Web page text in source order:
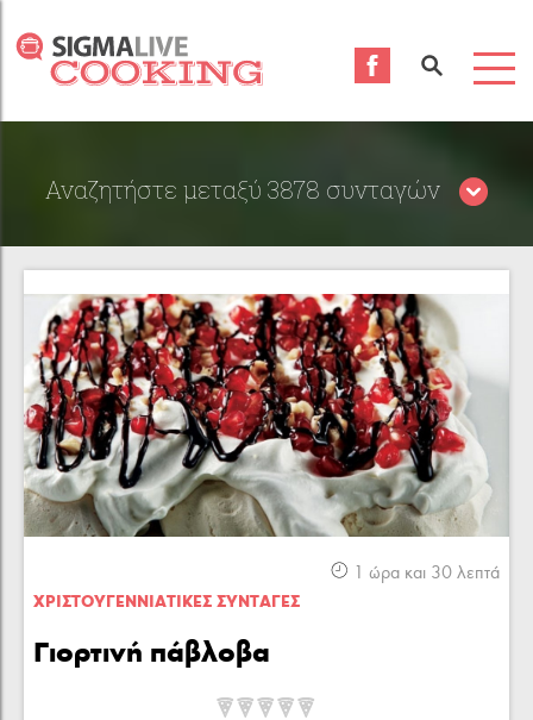
Αναζητήστε μεταξύ 3878 συνταγών
Περιορίστε τα αποτελέσματα αναζήτησης επιλέγοντας
κατηγορίες:
1 ώρα και 30 λεπτά
ΧΡΙΣΤΟΥΓΕΝΝΙAΤΙΚΕΣ ΣΥΝΤΑΓΕΣ
Γιορτινή πάβλοβα